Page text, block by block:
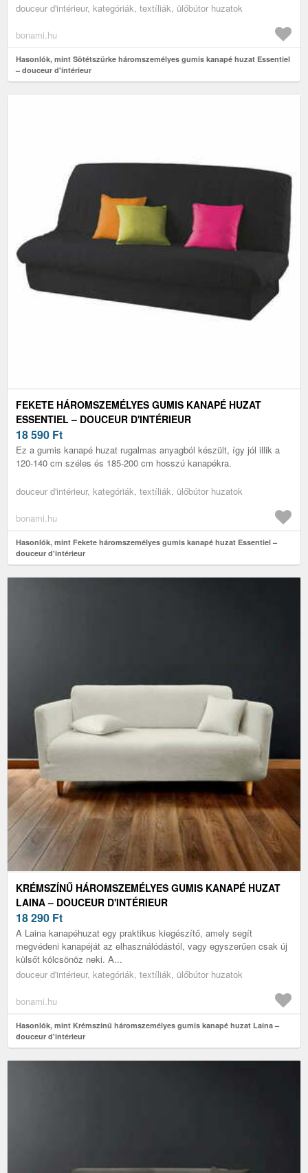
douceur d'intérieur, kategóriák, textíliák, ülőbútor huzatok
bonami.hu
Hasonlók, mint Sötétszürke háromszemélyes gumis kanapé huzat Essentiel
– douceur d'intérieur
FEKETE HÁROMSZEMÉLYES GUMIS KANAPÉ HUZAT
ESSENTIEL – DOUCEUR D'INTÉRIEUR
18 590 Ft
Ez a gumis kanapé huzat rugalmas anyagból készült, így jól illik a
120-140 cm széles és 185-200 cm hosszú kanapékra.
douceur d'intérieur, kategóriák, textíliák, ülőbútor huzatok
bonami.hu
Hasonlók, mint Fekete háromszemélyes gumis kanapé huzat Essentiel –
douceur d'intérieur
KRÉMSZÍNŰ HÁROMSZEMÉLYES GUMIS KANAPÉ HUZAT
LAINA – DOUCEUR D'INTÉRIEUR
18 290 Ft
A Laina kanapéhuzat egy praktikus kiegészítő, amely segít
megvédeni kanapéját az elhasználódástól, vagy egyszerűen csak új
külsőt kölcsönöz neki. A...
douceur d'intérieur, kategóriák, textíliák, ülőbútor huzatok
bonami.hu
Hasonlók, mint Krémszínű háromszemélyes gumis kanapé huzat Laina –
douceur d'intérieur